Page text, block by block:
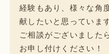
経験もあり、様々な角
献したいと思っていま
ご相談がございました
お申し付けください！